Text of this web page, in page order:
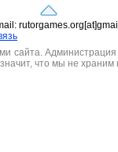
сайта. Администрация
что мы не